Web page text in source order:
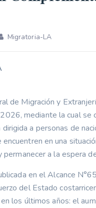
Migratoria-LA
de Migración y
mediante la cual se
dirigida a personas de
encuentren en una
a la espera
en el Alcance
del Estado
los últimos años: el